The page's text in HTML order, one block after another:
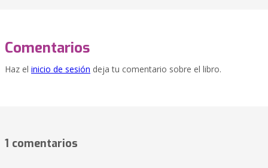
Comentarios
Haz el inicio de sesión deja tu comentario sobre el libro.
1 comentarios